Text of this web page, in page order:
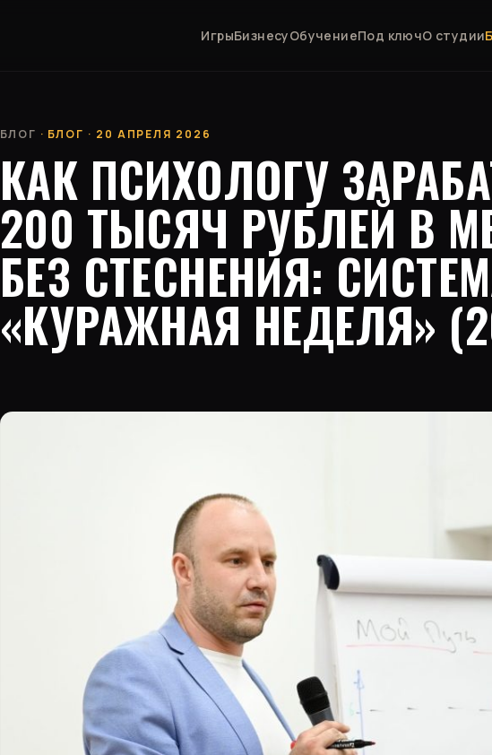
ИгрыБизнесуОбучениеПод ключО студии
БЛОГ · БЛОГ · 20 АПРЕЛЯ 2026
КАК ПСИХОЛОГУ
200 ТЫСЯЧ РУБЛЕЙ В
БЕЗ СТЕСНЕНИЯ:
«КУРАЖНАЯ НЕДЕЛЯ»